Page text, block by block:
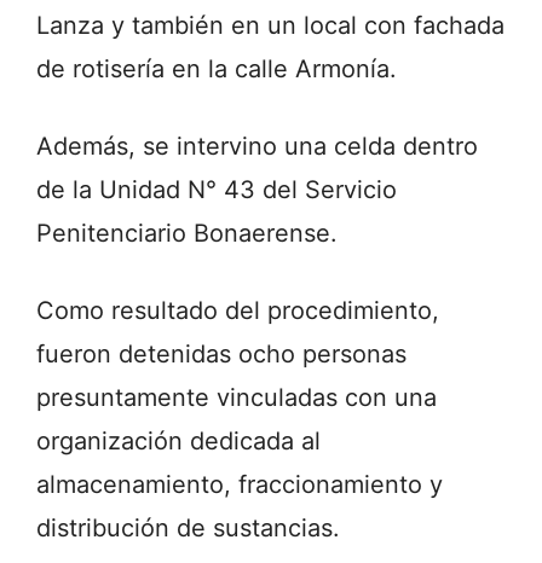
Lanza y también en un local con fachada
de rotisería en la calle Armonía.
Además, se intervino una celda dentro
de la Unidad N° 43 del Servicio
Penitenciario Bonaerense.
Como resultado del procedimiento,
fueron detenidas ocho personas
presuntamente vinculadas con una
organización dedicada al
almacenamiento, fraccionamiento y
distribución de sustancias.